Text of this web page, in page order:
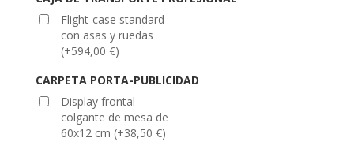
Flight-case standard
con asas y ruedas
(+594,00 €)
CARPETA PORTA-PUBLICIDAD
Display frontal
colgante de mesa de
60x12 cm (+38,50 €)